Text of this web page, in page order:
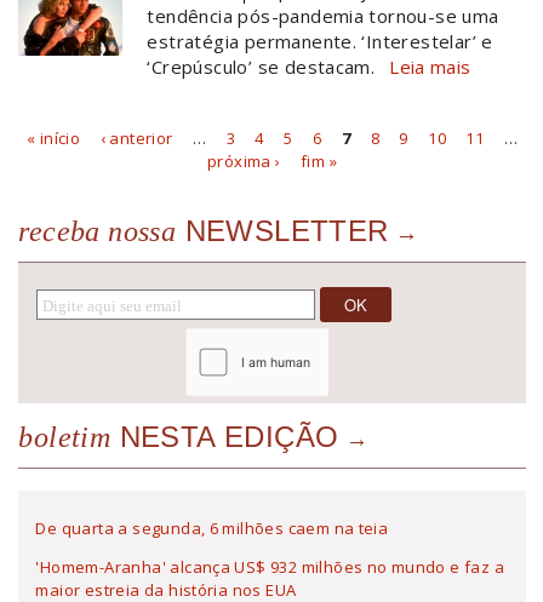
tendência pós-pandemia tornou-se uma
estratégia permanente. ‘Interestelar’ e
‘Crepúsculo’ se destacam.
Leia mais
Páginas
« início ‹ anterior … 3 4 5 6 7 8 9 10 11
…
próxima ›
fim »
receba nossa NEWSLETTER
boletim NESTA EDIÇÃO
De quarta a segunda, 6 milhões caem na teia
'Homem-Aranha' alcança US$ 932 milhões no mundo e faz a
maior estreia da história nos EUA